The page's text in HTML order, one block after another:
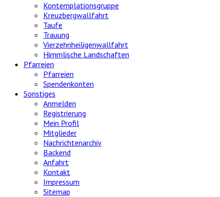
Kontemplationsgruppe
Kreuzbergwallfahrt
Taufe
Trauung
Vierzehnheiligenwallfahrt
Himmlische Landschaften
Pfarreien
Pfarreien
Spendenkonten
Sonstiges
Anmelden
Registrierung
Mein Profil
Mitglieder
Nachrichtenarchiv
Backend
Anfahrt
Kontakt
Impressum
Sitemap